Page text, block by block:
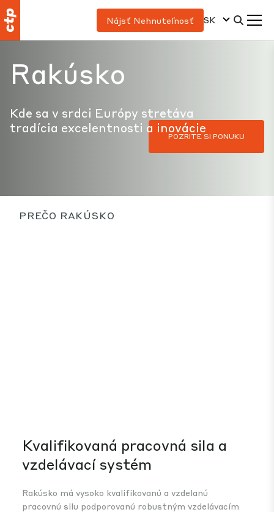
Nájsť Nehnuteľnosť SK
Rakúsko
Kde sa v srdci Európy stretáva
tradícia excelentnosti a inovácie
POZRITE SI PONUKU
PREČO RAKÚSKO
Kvalifikovaná pracovná sila a
vzdelávací systém
Rakúsko má vysoko kvalifikovanú a vzdelanú
pracovnú silu podporovanú robustným vzdelávacím